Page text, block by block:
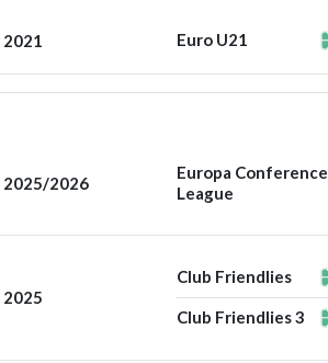
2021 Euro U21
2025/2026
Europa Conference
League
2025
Club Friendlies
Club Friendlies 3